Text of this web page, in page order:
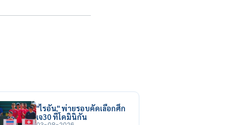
"ไรอัน" พ่ายรอบคัดเลือกศึก
เจ30 ที่โดมินิกัน